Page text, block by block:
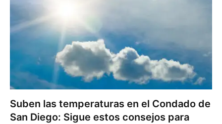
Suben las temperaturas en el Condado de
San Diego: Sigue estos consejos para